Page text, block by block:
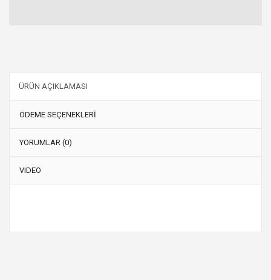
ÜRÜN AÇIKLAMASI
ÖDEME SEÇENEKLERİ
YORUMLAR (0)
VIDEO